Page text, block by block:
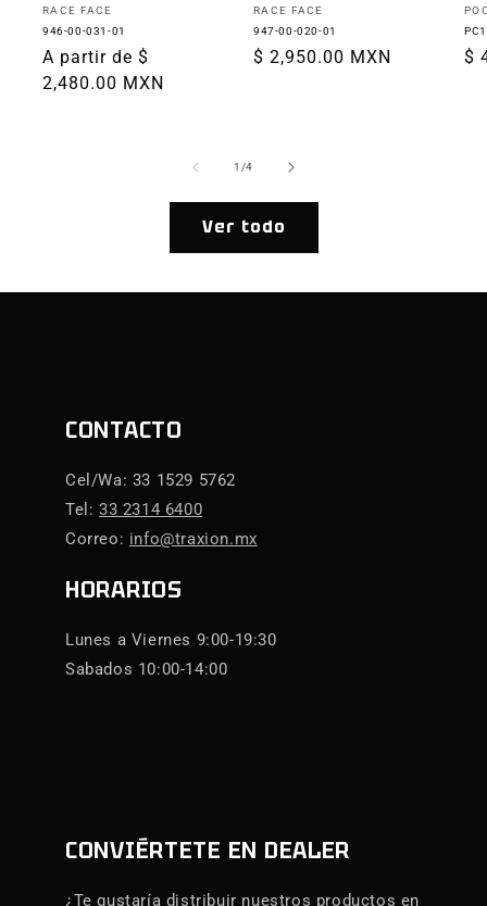
Proveedor:
RACE FACE
946-00-031-01
Precio
habitual
A partir de $
2,480.00 MXN
Proveedor:
RACE FACE
947-00-020-01
Precio
$ 2,950.00 MXN $
1 /de
4
Ver todo
CONTACTO
Cel/Wa: 33 1529 5762
Tel:33 2314 6400
Correo: info@traxion.mx
HORARIOS
Lunes a Viernes 9:00-19:30
Sabados 10:00-14:00
CONVIÉRTETE EN DEALER
¿Te gustaría distribuir nuestros productos en